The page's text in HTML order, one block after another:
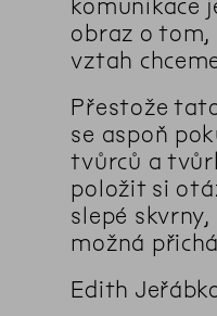
komunikace
obraz o tom,
vztah
Přestože
se aspoň
tvůrců a
položit si
slepé
možná
Edith